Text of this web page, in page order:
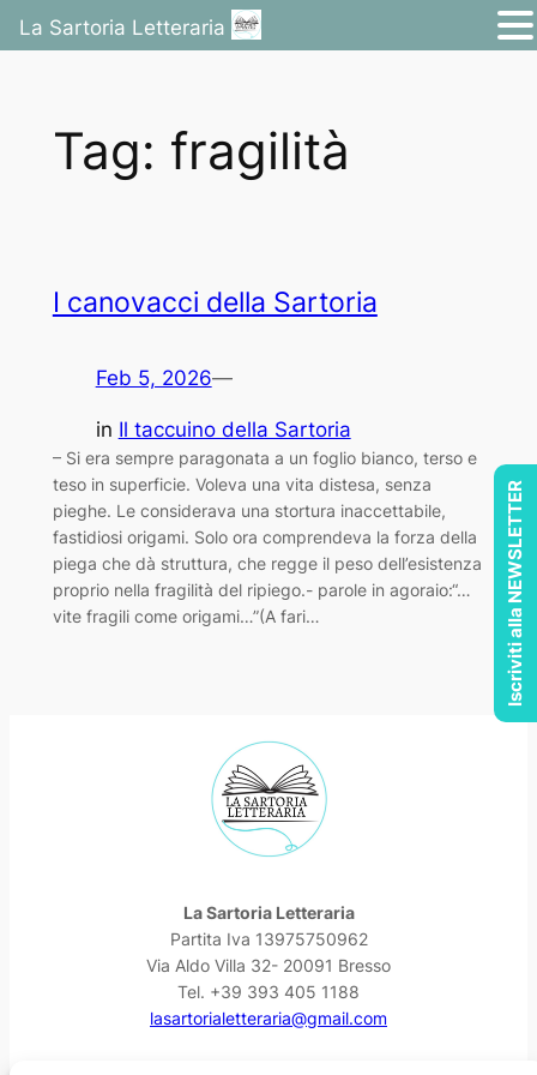
contenuto
Tag: fragilità
I canovacci della Sartoria
Feb 5, 2026—
in Il taccuino della Sartoria
– Si era sempre paragonata a un foglio bianco, terso e
teso in superficie. Voleva una vita distesa, senza
pieghe. Le considerava una stortura inaccettabile,
fastidiosi origami. Solo ora comprendeva la forza della
piega che dà struttura, che regge il peso dell’esistenza
proprio nella fragilità del ripiego.- parole in agoraio:“…
vite fragili come origami…”(A fari…
La Sartoria Letteraria
Partita Iva 13975750962
Via Aldo Villa 32- 20091 Bresso
Tel. +39 393 405 1188
lasartorialetteraria@gmail.com
La Sartoria Letteraria
Iscriviti alla NEWSLETTER